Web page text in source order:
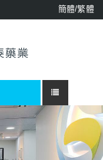
簡體/繁體